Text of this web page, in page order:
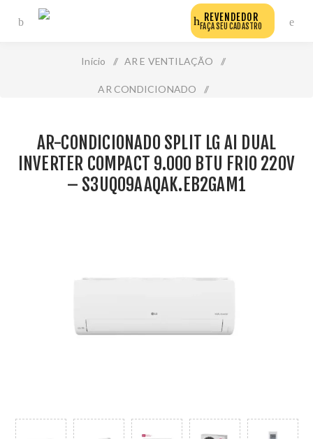
REVENDEDOR
FAÇA SEU CADASTRO
Início / AR E VENTILAÇÃO /
AR CONDICIONADO /
Btu Frio 220v – S3uq09aaqak.Eb2gam1
AR-CONDICIONADO SPLIT LG AI DUAL
INVERTER COMPACT 9.000 BTU FRIO 220V
– S3UQ09AAQAK.EB2GAM1